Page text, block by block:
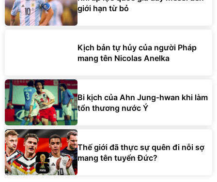
giới hạn từ bỏ
Kịch bản tự hủy của người Pháp
mang tên Nicolas Anelka
Bi kịch của Ahn Jung-hwan khi làm
tổn thương nước Ý
Thế giới đã thực sự quên đi nỗi sợ
mang tên tuyển Đức?